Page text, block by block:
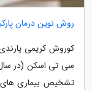
روش نوین درمان
کوروش کریمی
تشخیص بیماری